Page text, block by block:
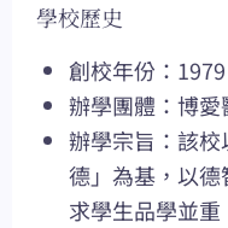
學校歷史
創校年份：1979
辦學團體：博
辦學宗旨：該
德」為基，以
求學生品學並重